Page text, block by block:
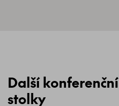
Další konferenční
stolky